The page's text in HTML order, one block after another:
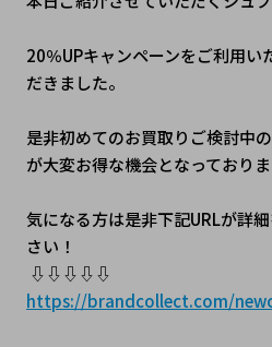
20％UPキャンペーンをご利用い
だきました。
是非初めてのお買取りご検討中
が大変お得な機会となっておりま
気になる方は是非下記URLが詳
さい！
⇩⇩⇩⇩⇩
https://brandcollect.com/